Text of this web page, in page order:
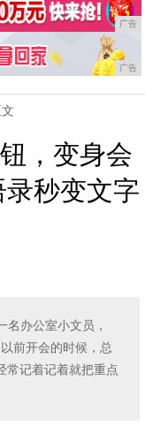
广告
广告
，变身会
秒变文字
名办公室小文员，
前开会的时候，总
常记着记着就把重点